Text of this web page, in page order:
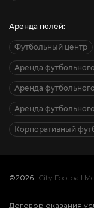
Аренда полей:
Футбольный центр
Аренда
Аренда
Аренда
Корпоративный
©2026 City Football
Договор оказания